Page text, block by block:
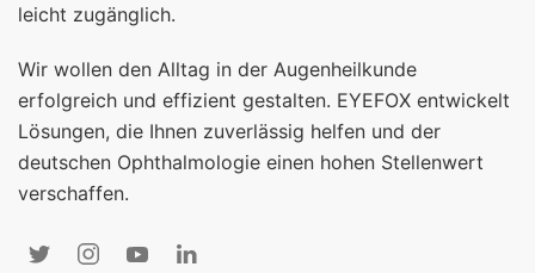
leicht zugänglich.
Wir wollen den Alltag in der Augenheilkunde
erfolgreich und effizient gestalten. EYEFOX entwickelt
Lösungen, die Ihnen zuverlässig helfen und der
deutschen Ophthalmologie einen hohen Stellenwert
verschaffen.